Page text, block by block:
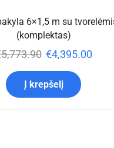
6×1,5 m su
(komplektas)
5,773.90 €4,395.00
Į krepšelį